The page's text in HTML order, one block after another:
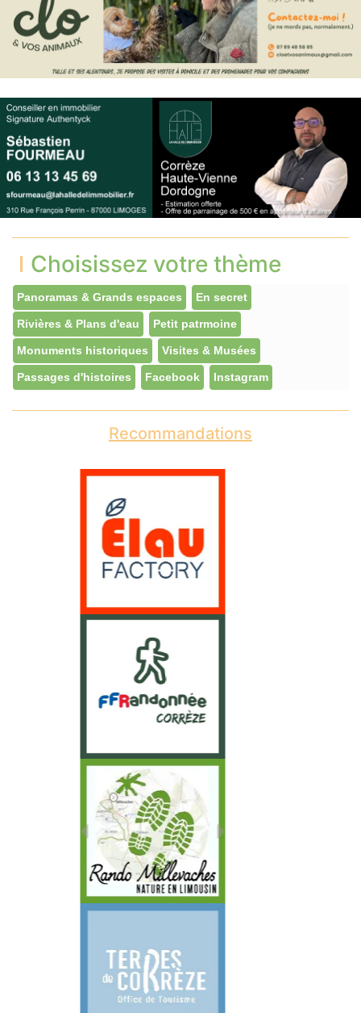
Choisissez votre thème
Panoramas & Grands espaces En secret
Rivières & Plans d'eau Petit patrmoine
Monuments historiques Visites & Musées
Passages d'histoires Facebook Instagram
Recommandations